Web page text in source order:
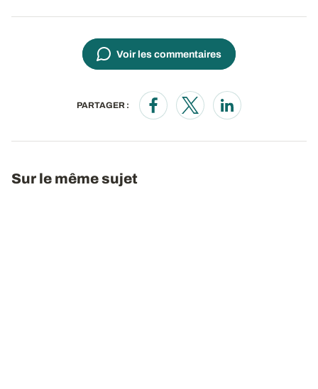
Voir les commentaires
PARTAGER :
Opens in a new window
Opens in a new window
Opens in a new
Sur le même sujet